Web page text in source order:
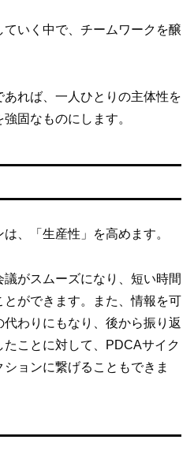
いく中で、チームワークを醸
れば、一人ひとりの主体性を
固なものにします。
、「生産性」を高めます。
がスムーズになり、短い時間
ができます。また、情報を可
わりにもなり、後から振り返
ことに対して、PDCAサイク
ョンに繋げることもできま